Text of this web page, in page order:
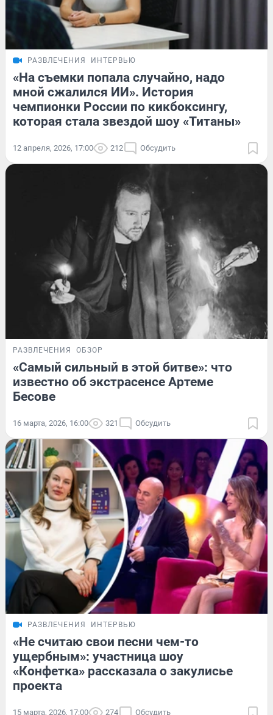
РАЗВЛЕЧЕНИЯ ИНТЕРВЬЮ
«На съемки попала случайно, надо
мной сжалился ИИ». История
чемпионки России по кикбоксингу,
которая стала звездой шоу «Титаны»
12 апреля, 2026, 17:00 212 Обсудить
РАЗВЛЕЧЕНИЯ ОБЗОР
«Самый сильный в этой битве»: что
известно об экстрасенсе Артеме
Бесове
16 марта, 2026, 16:00 321 Обсудить
РАЗВЛЕЧЕНИЯ ИНТЕРВЬЮ
«Не считаю свои песни чем-то
ущербным»: участница шоу
«Конфетка» рассказала о закулисье
проекта
15 марта, 2026, 17:00 274 Обсудить